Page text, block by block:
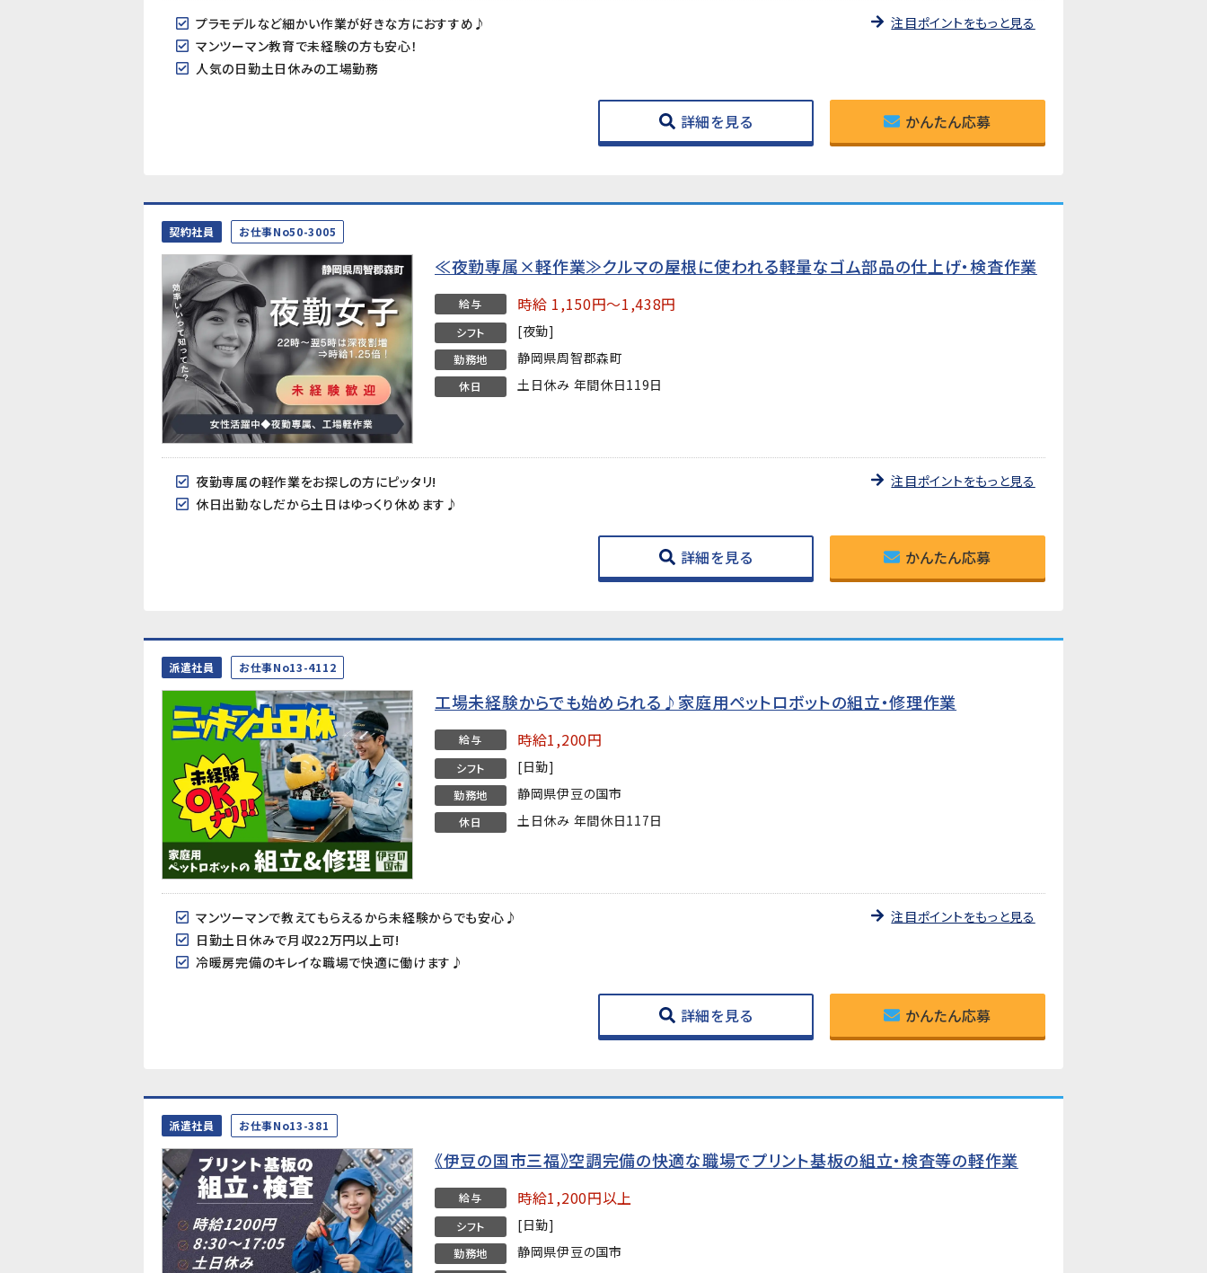
プラモデルなど細かい作業が好きな方におすすめ♪
マンツーマン教育で未経験の方も安心！
人気の日勤土日休みの工場勤務
注目ポイントをもっと見る
詳細を見る かんたん応募
契約社員 お仕事No50-3005
≪夜勤専属×軽作業≫クルマの屋根に使われる軽量なゴム部品の仕上げ・検査作業
給与 時給 1,150円～1,438円
シフト [夜勤]
勤務地 静岡県周智郡森町
休日 土日休み 年間休日119日
夜勤専属の軽作業をお探しの方にピッタリ!
休日出勤なしだから土日はゆっくり休めます♪
注目ポイントをもっと見る
詳細を見る かんたん応募
派遣社員 お仕事No13-4112
工場未経験からでも始められる♪家庭用ペットロボットの組立・修理作業
給与 時給1,200円
シフト [日勤]
勤務地 静岡県伊豆の国市
休日 土日休み 年間休日117日
マンツーマンで教えてもらえるから未経験からでも安心♪
日勤土日休みで月収22万円以上可!
冷暖房完備のキレイな職場で快適に働けます♪
注目ポイントをもっと見る
詳細を見る かんたん応募
派遣社員 お仕事No13-381
《伊豆の国市三福》空調完備の快適な職場でプリント基板の組立・検査等の軽作業
給与 時給1,200円以上
シフト [日勤]
勤務地 静岡県伊豆の国市